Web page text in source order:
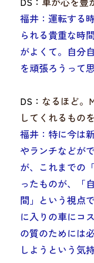
福井： 運転する
られる貴重な時間
がよく て。 自分
を頑張ろう って
DS： なるほど。
してくれるもの
福井：特に今は
やランチなどが
が、これまでの
ったものが、
「
間」 という視点
に入りの車にコ
の質のためには
しようという気